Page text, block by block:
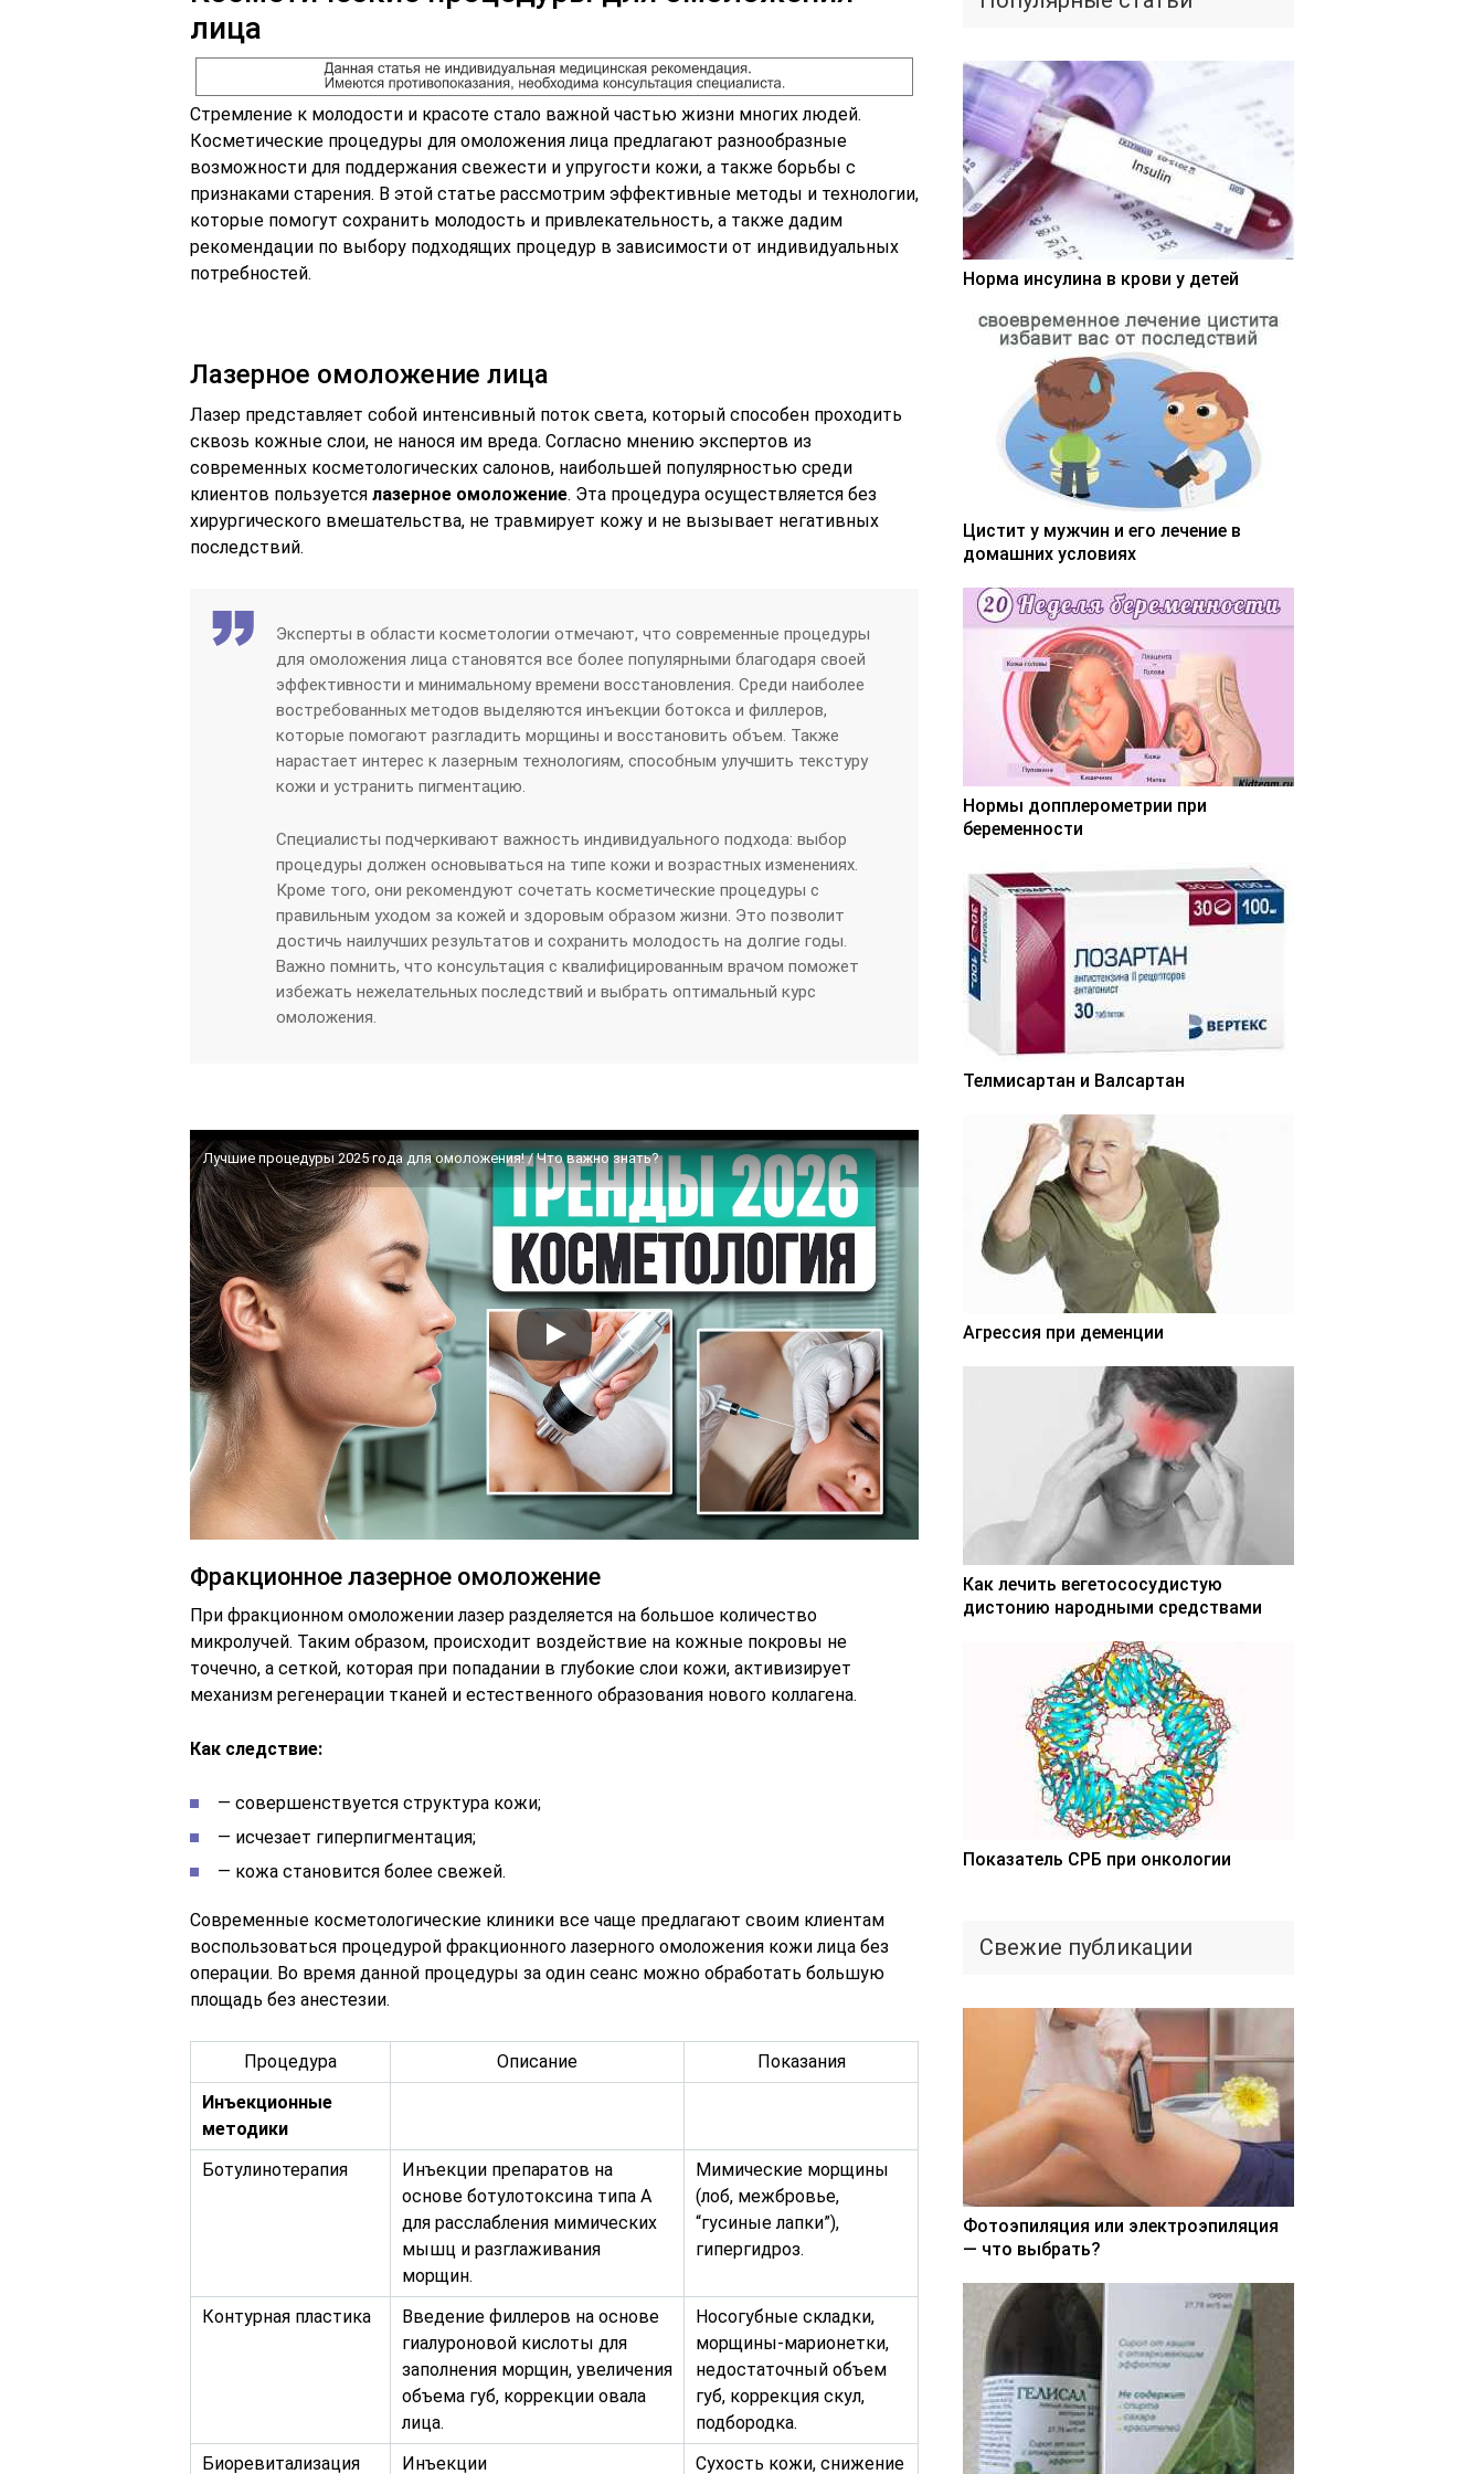
лица
Стремление к молодости и красоте стало важной частью жизни многих людей.
Косметические процедуры для омоложения лица предлагают разнообразные
возможности для поддержания свежести и упругости кожи, а также борьбы с
признаками старения. В этой статье рассмотрим эффективные методы и технологии,
которые помогут сохранить молодость и привлекательность, а также дадим
рекомендации по выбору подходящих процедур в зависимости от индивидуальных
потребностей.
Лазерное омоложение лица
Лазер представляет собой интенсивный поток света, который способен проходить
сквозь кожные слои, не нанося им вреда. Согласно мнению экспертов из
современных косметологических салонов, наибольшей популярностью среди
клиентов пользуется лазерное омоложение. Эта процедура осуществляется без
хирургического вмешательства, не травмирует кожу и не вызывает негативных
последствий.
Эксперты в области косметологии отмечают, что современные процедуры
для омоложения лица становятся все более популярными благодаря своей
эффективности и минимальному времени восстановления. Среди наиболее
востребованных методов выделяются инъекции ботокса и филлеров,
которые помогают разгладить морщины и восстановить объем. Также
нарастает интерес к лазерным технологиям, способным улучшить текстуру
кожи и устранить пигментацию.
Специалисты подчеркивают важность индивидуального подхода: выбор
процедуры должен основываться на типе кожи и возрастных изменениях.
Кроме того, они рекомендуют сочетать косметические процедуры с
правильным уходом за кожей и здоровым образом жизни. Это позволит
достичь наилучших результатов и сохранить молодость на долгие годы.
Важно помнить, что консультация с квалифицированным врачом поможет
избежать нежелательных последствий и выбрать оптимальный курс
омоложения.
Лучшие процедуры 2025 года для омоложения! / Что важно знать?
Фракционное лазерное омоложение
При фракционном омоложении лазер разделяется на большое количество
микролучей. Таким образом, происходит воздействие на кожные покровы не
точечно, а сеткой, которая при попадании в глубокие слои кожи, активизирует
механизм регенерации тканей и естественного образования нового коллагена.
Как следствие:
— совершенствуется структура кожи;
— исчезает гиперпигментация;
— кожа становится более свежей.
Современные косметологические клиники все чаще предлагают своим клиентам
воспользоваться процедурой фракционного лазерного омоложения кожи лица без
операции. Во время данной процедуры за один сеанс можно обработать большую
площадь без анестезии.
Процедура Описание
Показания
Инъекционные
методики
Ботулинотерапия
Инъекции препаратов на
основе ботулотоксина типа А
для расслабления мимических
мышц и разглаживания
морщин.
Мимические морщины
(лоб, межбровье,
“гусиные лапки”),
гипергидроз.
Контурная пластика
Введение филлеров на основе
гиалуроновой кислоты для
заполнения морщин, увеличения
объема губ, коррекции овала
лица.
Носогубные складки,
морщины-марионетки,
недостаточный объем
губ, коррекция скул,
подбородка.
Биоревитализация
Инъекции Сухость кожи, снижение
Норма инсулина в крови у детей
Цистит у мужчин и его лечение в
домашних условиях
Нормы допплерометрии при
беременности
Телмисартан и Валсартан
Агрессия при деменции
Как лечить вегетососудистую
дистонию народными средствами
Показатель СРБ при онкологии
Свежие публикации
Фотоэпиляция или электроэпиляция
— что выбрать?